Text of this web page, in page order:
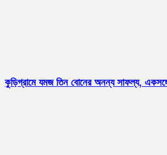
কুড়িগ্রামে যমজ তিন বোনের অনন্য সাফল্য,